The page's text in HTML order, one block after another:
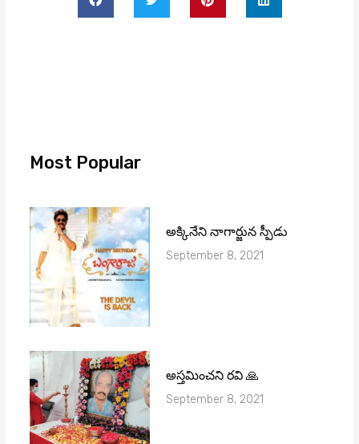
Most Popular
అక్కినేని నాగార్జున స్పీడు
September 8, 2021
అస్తమించని రవి 🙏
September 8, 2021